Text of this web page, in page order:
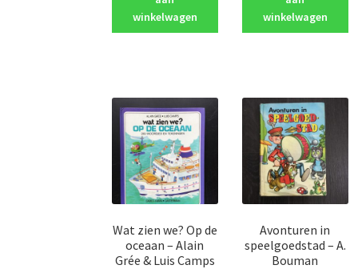
winkelwagen
winkelwagen
Wat zien we? Op de
oceaan – Alain
Grée & Luis Camps
Avonturen in
speelgoedstad – A.
Bouman